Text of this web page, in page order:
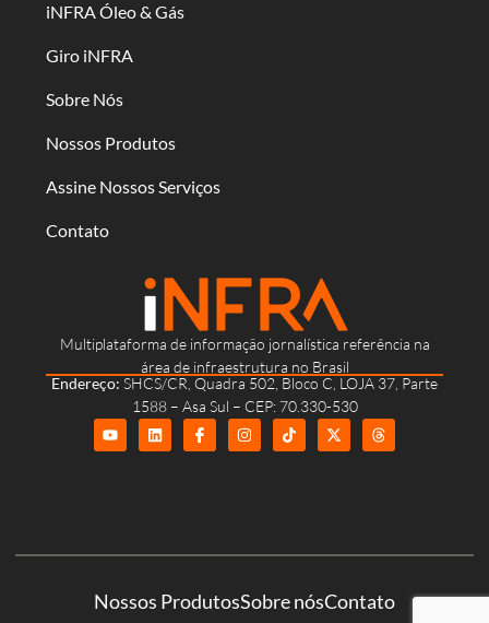
Multiplataforma de informação jornalística referência na
área de infraestrutura no Brasil
Endereço: SHCS/CR, Quadra 502, Bloco C, LOJA 37, Parte
1588 – Asa Sul – CEP: 70.330-530
iNFRA Óleo & Gás
Giro iNFRA
Sobre Nós
Nossos Produtos
Assine Nossos Serviços
Contato
Nossos ProdutosSobre nósContato